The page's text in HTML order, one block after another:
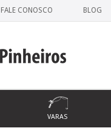
FALE CONOSCO BLOG
VARAS